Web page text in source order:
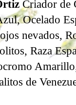
Criador de
Ocelado
nevados,
Raza
de